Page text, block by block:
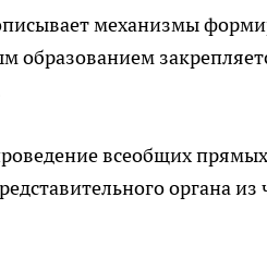
механизмы
всеобщих
органа